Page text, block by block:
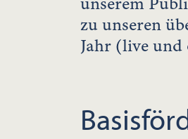
zu unseren
Jahr (live